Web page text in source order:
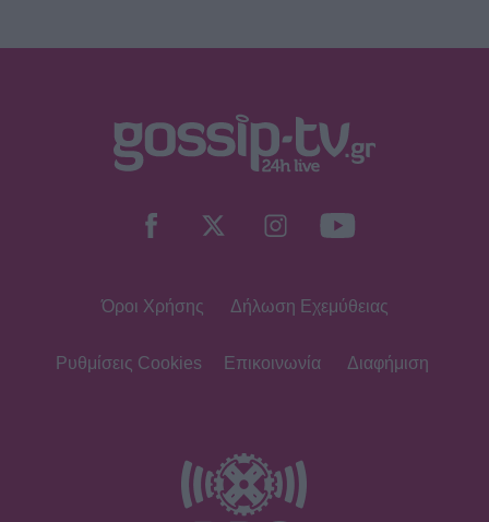
Όροι Χρήσης Δήλωση Εχεμύθειας
Ρυθμίσεις Cookies Επικοινωνία Διαφήμιση